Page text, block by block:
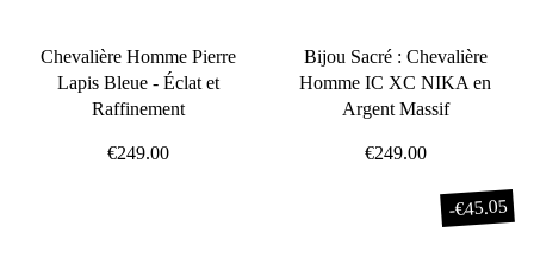
Chevalière Homme Pierre
Lapis Bleue - Éclat et
Raffinement
€249.00
Bijou Sacré : Chevalière
Homme IC XC NIKA en
Argent Massif
€249.00
-€45.05